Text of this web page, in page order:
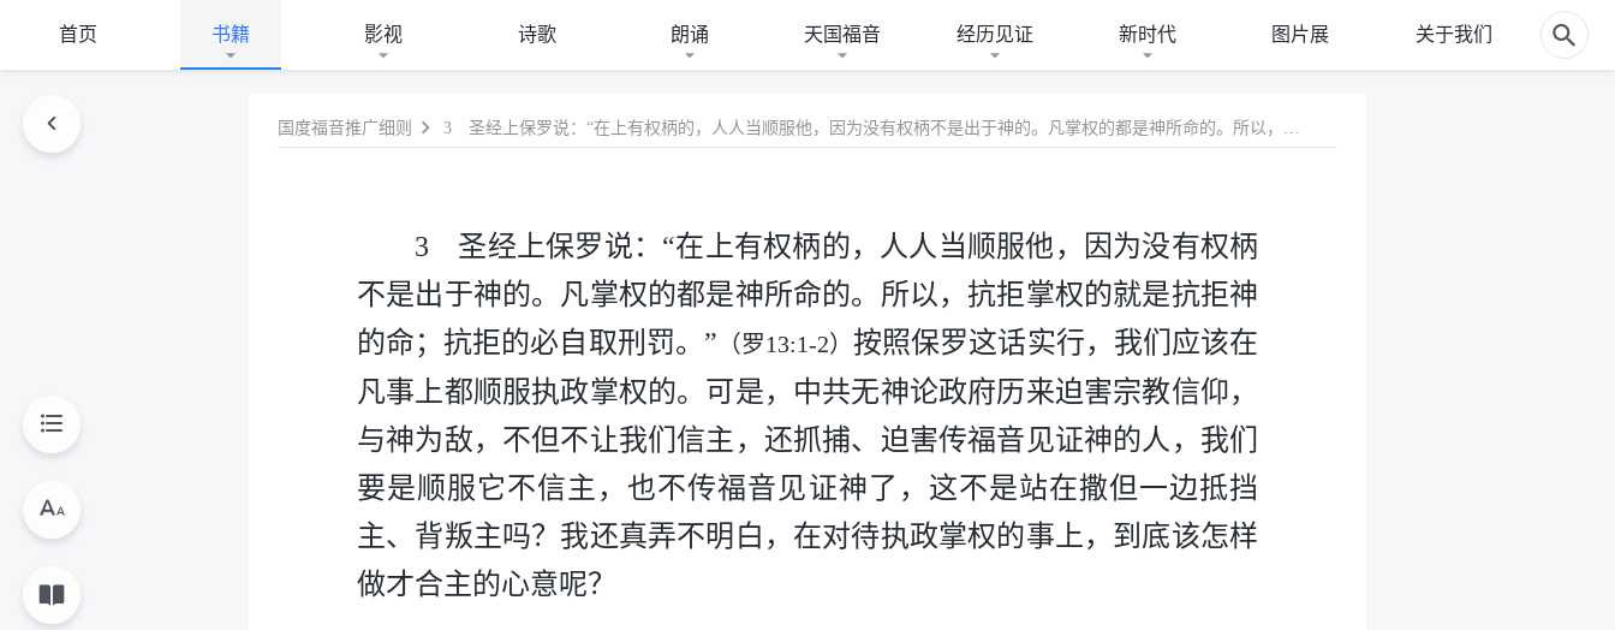
首页 书籍 影视 诗歌 朗诵 天国福音 经历见证 新时代 图片展 关于我们
国度福音推广细则
3 圣经上保罗说：“在上有权柄的，人人当顺服他，因为没有权柄
不是出于神的。凡掌权的都是神所命的。所以，抗拒掌权的就是抗拒神
的命；抗拒的必自取刑罚。” （罗13:1-2） 按照保罗这话实行，我们应该在
凡事上都顺服执政掌权的。可是，中共无神论政府历来迫害宗教信仰，
与神为敌，不但不让我们信主，还抓捕、迫害传福音见证神的人，我们
要是顺服它不信主，也不传福音见证神了，这不是站在撒但一边抵挡
主、背叛主吗？我还真弄不明白，在对待执政掌权的事上，到底该怎样
做才合主的心意呢？